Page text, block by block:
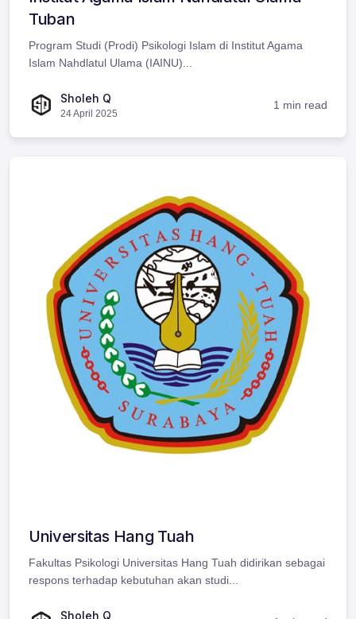
Tuban
Program Studi (Prodi) Psikologi Islam di Institut Agama
Islam Nahdlatul Ulama (IAINU)...
Sholeh Q
24 April 2025
1 min read
Universitas Hang Tuah
Fakultas Psikologi Universitas Hang Tuah didirikan sebagai
respons terhadap kebutuhan akan studi...
Sholeh Q